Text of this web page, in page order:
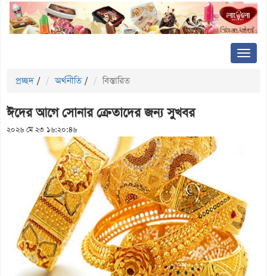
প্রচ্ছদ / অর্থনীতি / বিস্তারিত
ঈদের আগে সোনার ক্রেতাদের জন্য সুখবর
২০২৬ মে ২৩ ১৬:২০:৪৬